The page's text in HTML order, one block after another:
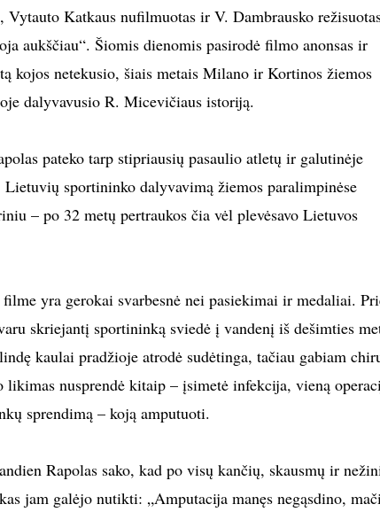
Vytauto Katkaus nufilmuotas ir V. Dambrausko
aukščiau“. Šiomis dienomis pasirodė filmo anonsas ir
kojos netekusio, šiais metais Milano ir Kortinos žiemos
dalyvavusio R. Micevičiaus istoriją.
pateko tarp stipriausių pasaulio atletų ir galutinėje
sportininko dalyvavimą žiemos paralimpinėse
– po 32 metų pertraukos čia vėl plevėsavo Lietuvos
yra gerokai svarbesnė nei pasiekimai ir medaliai.
skriejantį sportininką sviedė į vandenį iš dešimties
kaulai pradžioje atrodė sudėtinga, tačiau gabiam
nusprendė kitaip – įsimetė infekcija, vieną
sprendimą – koją amputuoti.
Rapolas sako, kad po visų kančių, skausmų ir
jam galėjo nutikti: „Amputacija manęs negąsdino,